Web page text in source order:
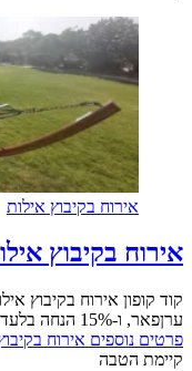
בקיבוץ אילות
בקיבוץ אילות
אירוח בקיבוץ אילות